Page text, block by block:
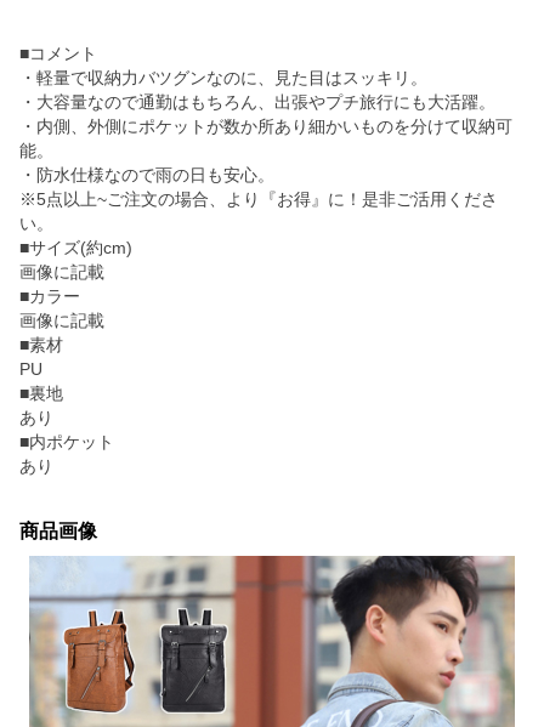
■コメント
・軽量で収納力バツグンなのに、見た目はスッキリ。
・大容量なので通勤はもちろん、出張やプチ旅行にも大活躍。
・内側、外側にポケットが数か所あり細かいものを分けて収納可
能。
・防水仕様なので雨の日も安心。
※5点以上~ご注文の場合、より『お得』に！是非ご活用くださ
い。
■サイズ(約cm)
画像に記載
■カラー
画像に記載
■素材
PU
■裏地
あり
■内ポケット
あり
商品画像